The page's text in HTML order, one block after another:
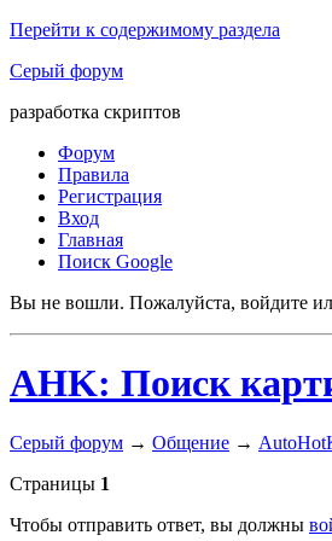
Перейти к содержимому раздела
Серый форум
разработка скриптов
Форум
Правила
Регистрация
Вход
Главная
Поиск Google
Вы не вошли. Пожалуйста, войдите
AHK: Поиск
Серый форум → Общение →
Страницы 1
Чтобы отправить ответ, вы должны